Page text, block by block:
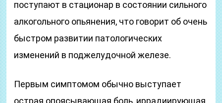
поступают в стационар в состоянии сильного
алкогольного опьянения, что говорит об очень
быстром развитии патологических
изменений в поджелудочной железе.
Первым симптомом обычно выступает
острая опоясывающая боль, иррадиирующая